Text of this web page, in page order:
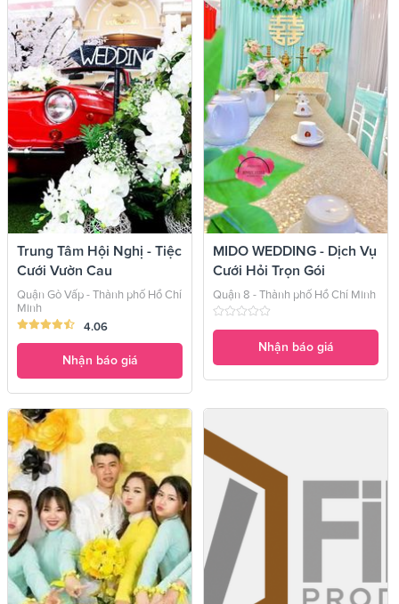
Trung Tâm Hội Nghị - Tiệc
Cưới Vườn Cau
Quận Gò Vấp - Thành phố Hồ Chí
Minh
4.06
Nhận báo giá
MIDO WEDDING - Dịch Vụ
Cưới Hỏi Trọn Gói
Quận 8 - Thành phố Hồ Chí Minh
Nhận báo giá